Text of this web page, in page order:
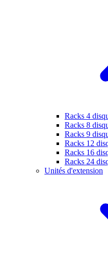
Racks 4
Racks 8
Racks 9
Racks 12
Racks 16
Racks 24
Unités d'extension